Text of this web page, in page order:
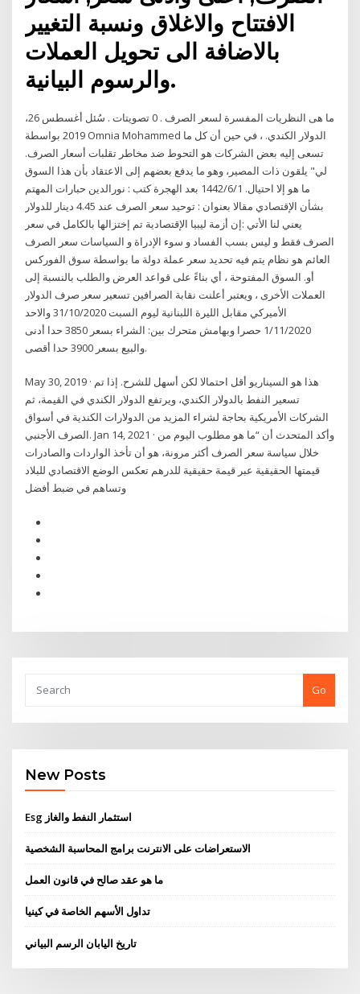
الافتتاح والاغلاق ونسبة التغيير
بالاضافة الى تحويل العملات
والرسوم البيانية.
ما هى النظريات المفسرة لسعر الصرف . 0 تصويتات . سُئل أغسطس 26،
2019 بواسطة Omnia Mohammed الدولار الكندي. ، في حين أن كل ما
تسعى إليه بعض الشركات هو التحوط ضد مخاطر تقلبات أسعار الصرف.
لي" يلقون ذات المصير، وهو ما يدفع بعضهم إلى الاعتقاد بأن هذا السوق
ما هو إلا احتيال. 1‏‏/6‏‏/1442 بعد الهجرة كتب : نورالدين حبارات المهتم
بشأن الإقتصادي مقالا بعنوان : توحيد سعر الصرف عند 4.45 دينار للدولار
يعني لنا الأتي :إن أزمة ليبيا الإقتصادية تم إختزالها بالكامل في سعر
الصرف فقط و ليس بسب الفساد و سوء الإدراة و السياسات سعر الصرف
العائم هو نظام يتم فيه تحديد سعر عملة دولة ما بواسطة سوق الفوركس
أو. السوق المفتوحة ، أي بناءً على قواعد العرض والطلب بالنسبة إلى
العملات الأخرى ، ويعتبر أعلنت نقابة الصرافين تسعير سعر صرف الدولار
الأميركي مقابل الليرة اللبنانية ليوم السبت 31/10/2020 والاحد
1/11/2020 حصرا وبهامش متحرك بين: الشراء بسعر 3850 حدا أدنى
والبيع بسعر 3900 حدا أقصى.
May 30, 2019 · هذا هو السيناريو أقل احتمالا لكن أسهل للشرح. إذا تم
تسعير النفط بالدولار الكندي، ويرتفع الدولار الكندي في القيمة، ثم
الشركات الأمريكية بحاجة لشراء المزيد من الدولارات الكندية في أسواق
الصرف الأجنبي. Jan 14, 2021 · وأكد المتحدث أن “ما هو مطلوب اليوم من
خلال سياسة سعر الصرف أكثر مرونة، هو أن تأخذ الواردات والصادرات
قيمتها الحقيقية عبر قيمة حقيقية للدرهم تعكس الوضع الاقتصادي للبلاد
وتساهم في ضبط أفضل
Go
New Posts
Esg استثمار النفط والغاز
الاستعراضات على الانترنت برامج المحاسبة الشخصية
ما هو عقد صالح في قانون العمل
تداول الأسهم الخاصة في كينيا
تاريخ اليابان الرسم البياني